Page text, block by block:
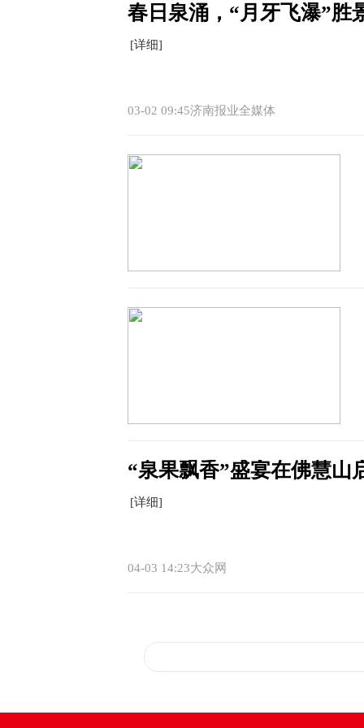
春日泉涌，“月牙飞瀑”胜
[详细]
03-02 09:45济南报业全媒体
“泉果飘香”盛宴在佛慧山
[详细]
04-03 14:23大众网